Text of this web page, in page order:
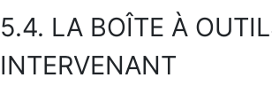
5.4. LA BOÎTE À
INTERVENANT